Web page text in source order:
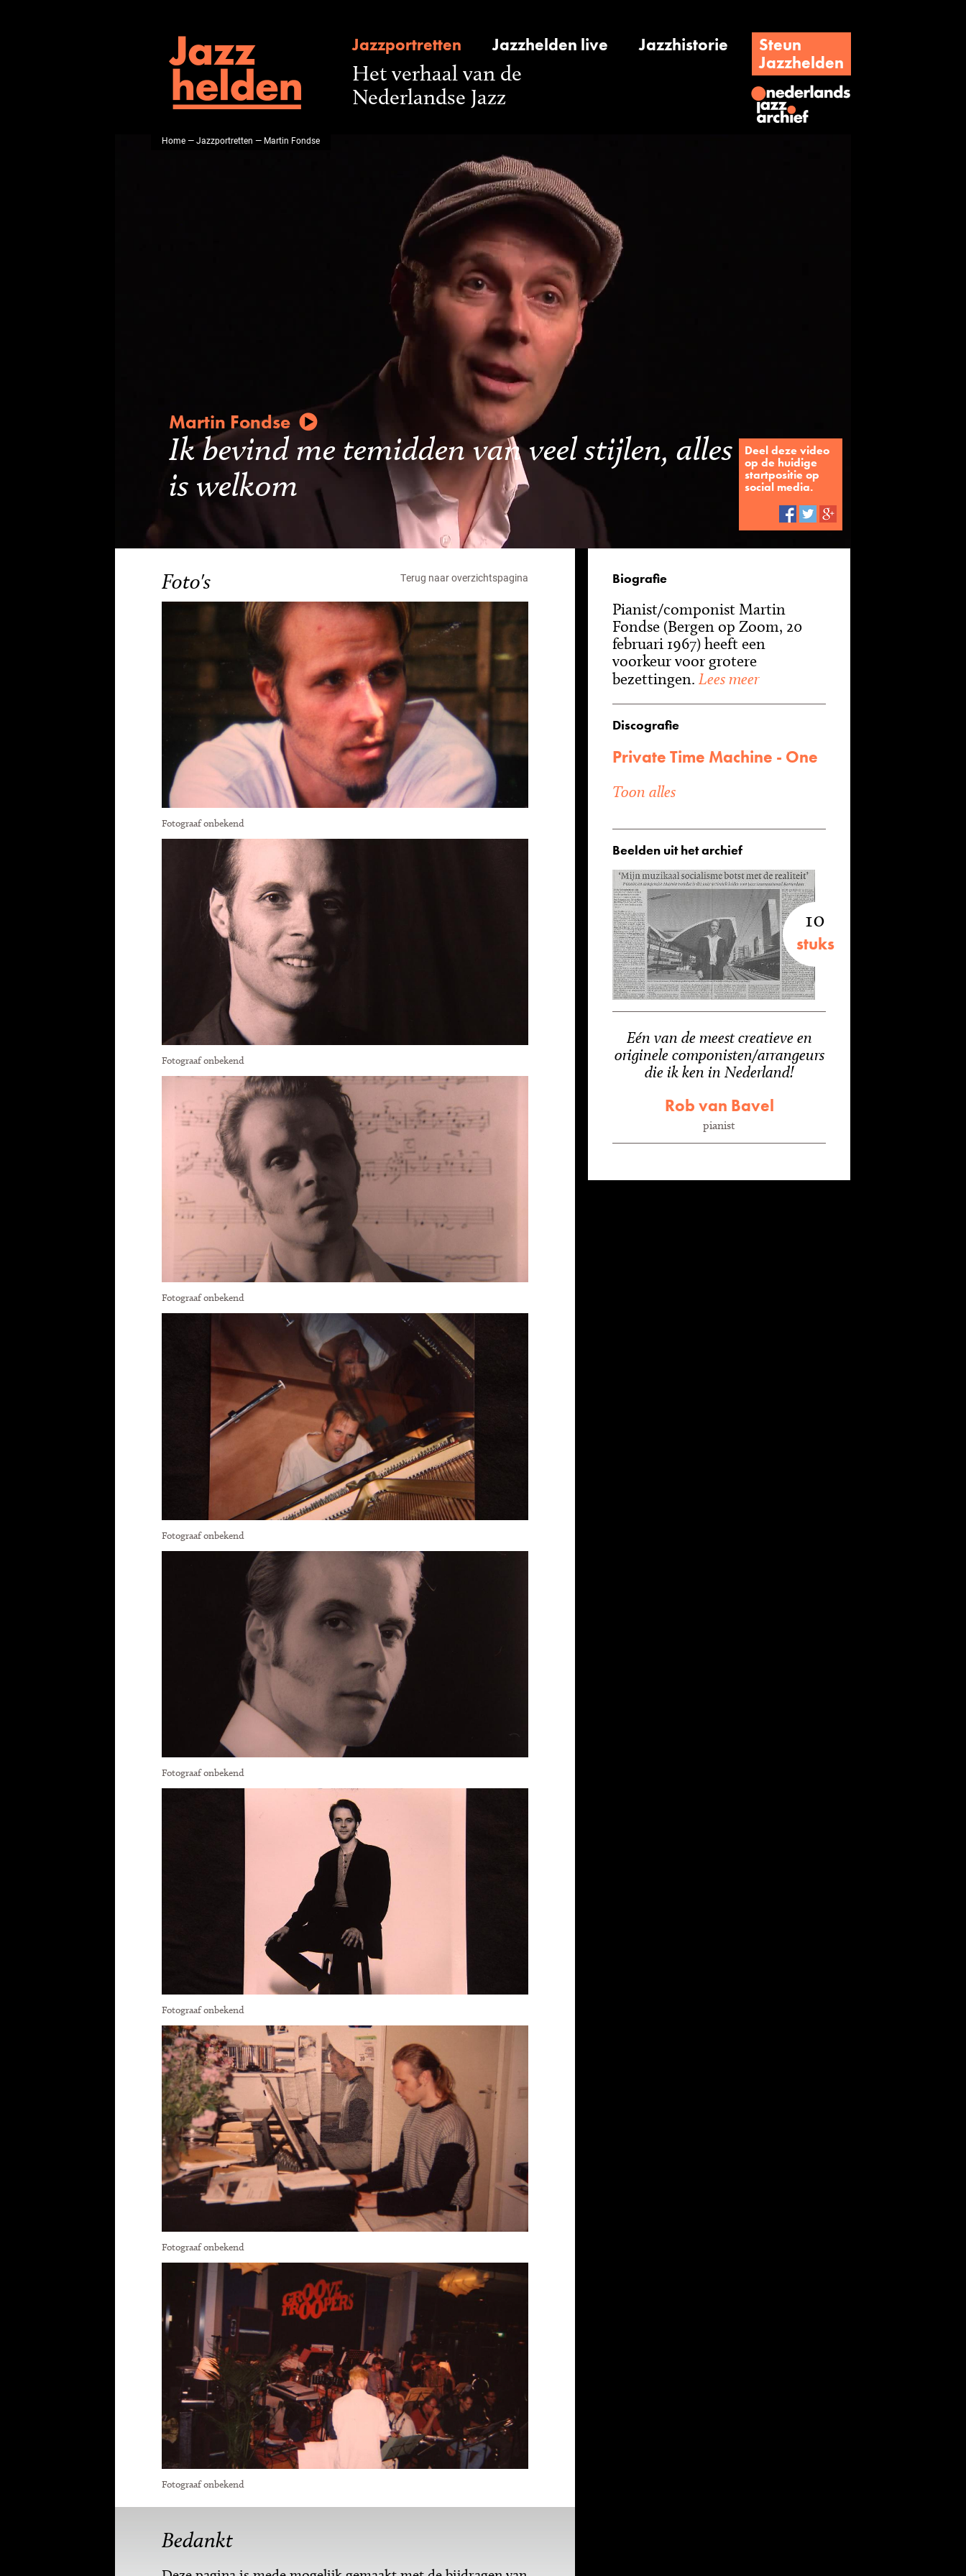
Jazzportretten Jazzhelden live Jazzhistorie
Steun
Jazzhelden
Het verhaal van de
Nederlandse Jazz
Home—Jazzportretten — Martin Fondse
Martin Fondse
Ik bevind me temidden van veel stijlen, alles
is welkom
Deel deze video
op de huidige
startpositie op
social media.
Foto's Terug naar overzichtspagina
Fotograaf onbekend
Fotograaf onbekend
Fotograaf onbekend
Fotograaf onbekend
Fotograaf onbekend
Fotograaf onbekend
Fotograaf onbekend
Fotograaf onbekend
Bedankt
Biografie
Pianist/componist Martin
Fondse (Bergen op Zoom, 20
februari 1967) heeft een
voorkeur voor grotere
bezettingen. Lees meer
Discografie
Private Time Machine - One
Toon alles
Beelden uit het archief
10
stuks
Eén van de meest creatieve en
originele componisten/arrangeurs
die ik ken in Nederland!
Rob van Bavel
pianist